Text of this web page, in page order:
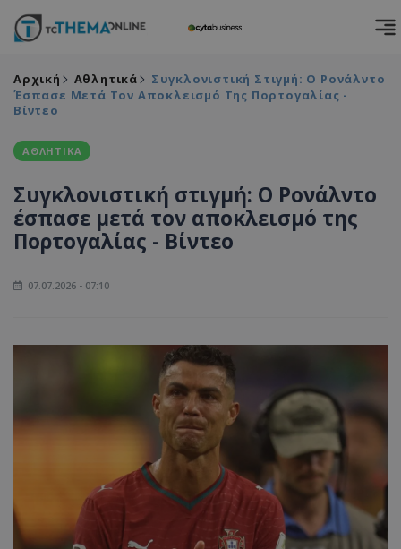
Αρχική Αθλητικά
Συγκλονιστική Στιγμή: Ο Ρονάλντο
Έσπασε Μετά Τον Αποκλεισμό Της Πορτογαλίας -
Bίντεο
ΑΘΛΗΤΙΚΑ
Συγκλονιστική στιγμή: Ο Ρονάλντο
έσπασε μετά τον αποκλεισμό της
Πορτογαλίας - Bίντεο
07.07.2026 - 07:10